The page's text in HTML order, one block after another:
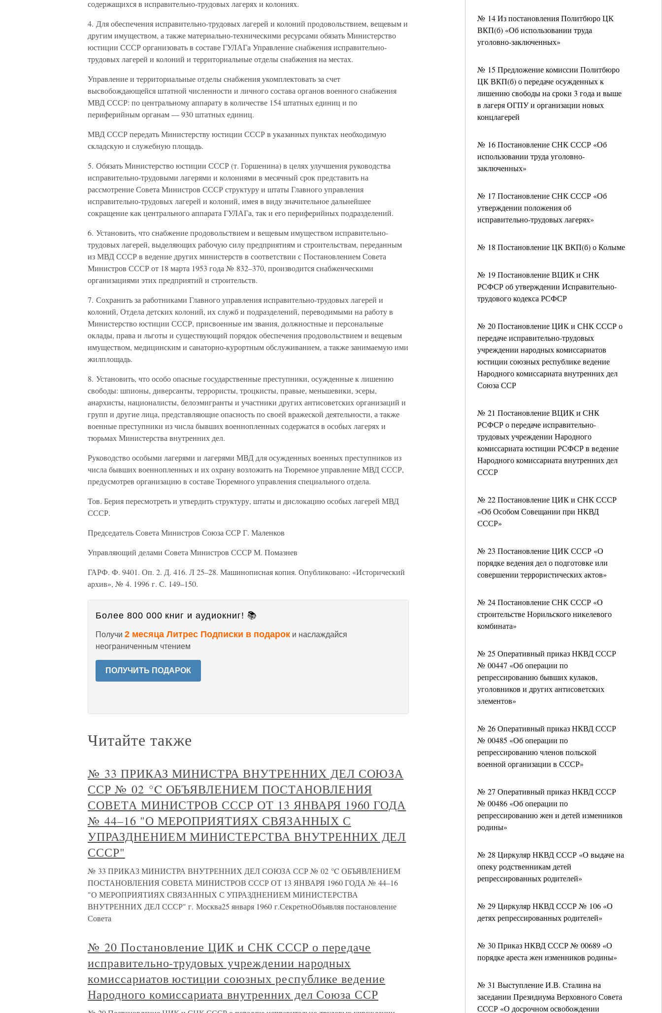
№ 14 Из постановления Политбюро ЦК
ВКП(б) «Об использовании труда
уголовно-заключенных»
№ 15 Предложение комиссии Политбюро
ЦК ВКП(б) о передаче осужденных к
лишению свободы на сроки 3 года и выше
в лагеря ОГПУ и организации новых
концлагерей
№ 16 Постановление СНК СССР «Об
использовании труда уголовно-
заключенных»
№ 17 Постановление СНК СССР «Об
утверждении положения об
исправительно-трудовых лагерях»
№ 18 Постановление ЦК ВКП(б) о Колыме
№ 19 Постановление ВЦИК и СНК
РСФСР об утверждении Исправительно-
трудового кодекса РСФСР
№ 20 Постановление ЦИК и СНК СССР о
передаче исправительно-трудовых
учреждении народных комиссариатов
юстиции союзных республике ведение
Народного комиссариата внутренних дел
Союза ССР
№ 21 Постановление ВЦИК и СНК
РСФСР о передаче исправительно-
трудовых учреждении Народного
комиссариата юстиции РСФСР в ведение
Народного комиссариата внутренних дел
СССР
№ 22 Постановление ЦИК и СНК СССР
«Об Особом Совещании при НКВД
СССР»
№ 23 Постановление ЦИК СССР «О
порядке ведения дел о подготовке или
совершении террористических актов»
№ 24 Постановление СНК СССР «О
строительстве Норильского никелевого
комбината»
№ 25 Оперативный приказ НКВД СССР
№ 00447 «Об операции по
репрессированию бывших кулаков,
уголовников и других антисоветских
элементов»
№ 26 Оперативный приказ НКВД СССР
№ 00485 «Об операции по
репрессированию членов польской
военной организации в СССР»
№ 27 Оперативный приказ НКВД СССР
№ 00486 «Об операции по
репрессированию жен и детей изменников
родины»
№ 28 Циркуляр НКВД СССР «О выдаче на
опеку родственникам детей
репрессированных родителей»
№ 29 Циркуляр НКВД СССР № 106 «О
детях репрессированных родителей»
№ 30 Приказ НКВД СССР № 00689 «О
порядке ареста жен изменников родины»
№ 31 Выступление И.В. Сталина на
заседании Президиума Верховного Совета
СССР «О досрочном освобождении
содержащихся в исправительно-трудовых лагерях и колониях.
4. Для обеспечения исправительно-трудовых лагерей и колоний продовольствием, вещевым и
другим имуществом, а также материально-техническими ресурсами обязать Министерство
юстиции СССР организовать в составе ГУЛАГа Управление снабжения исправительно-
трудовых лагерей и колоний и территориальные отделы снабжения на местах.
Управление и территориальные отделы снабжения укомплектовать за счет
высвобождающейся штатной численности и личного состава органов военного снабжения
МВД СССР: по центральному аппарату в количестве 154 штатных единиц и по
периферийным органам — 930 штатных единиц.
МВД СССР передать Министерству юстиции СССР в указанных пунктах необходимую
складскую и служебную площадь.
5. Обязать Министерство юстиции СССР (т. Горшенина) в целях улучшения руководства
исправительно-трудовыми лагерями и колониями в месячный срок представить на
рассмотрение Совета Министров СССР структуру и штаты Главного управления
исправительно-трудовых лагерей и колоний, имея в виду значительное дальнейшее
сокращение как центрального аппарата ГУЛАГа, так и его периферийных подразделений.
6. Установить, что снабжение продовольствием и вещевым имуществом исправительно-
трудовых лагерей, выделяющих рабочую силу предприятиям и строительствам, переданным
из МВД СССР в ведение других министерств в соответствии с Постановлением Совета
Министров СССР от 18 марта 1953 года № 832–370, производится снабженческими
организациями этих предприятий и строительств.
7. Сохранить за работниками Главного управления исправительно-трудовых лагерей и
колоний, Отдела детских колоний, их служб и подразделений, переводимыми на работу в
Министерство юстиции СССР, присвоенные им звания, должностные и персональные
оклады, права и льготы и существующий порядок обеспечения продовольствием и вещевым
имуществом, медицинским и санаторно-курортным обслуживанием, а также занимаемую ими
жилплощадь.
8. Установить, что особо опасные государственные преступники, осужденные к лишению
свободы: шпионы, диверсанты, террористы, троцкисты, правые, меньшевики, эсеры,
анархисты, националисты, белоэмигранты и участники других антисоветских организаций и
групп и другие лица, представляющие опасность по своей вражеской деятельности, а также
военные преступники из числа бывших военнопленных содержатся в особых лагерях и
тюрьмах Министерства внутренних дел.
Руководство особыми лагерями и лагерями МВД для осужденных военных преступников из
числа бывших военнопленных и их охрану возложить на Тюремное управление МВД СССР,
предусмотрев организацию в составе Тюремного управления специального отдела.
Тов. Берия пересмотреть и утвердить структуру, штаты и дислокацию особых лагерей МВД
СССР.
Председатель Совета Министров Союза ССР Г. Маленков
Управляющий делами Совета Министров СССР М. Помазнев
ГАРФ. Ф. 9401. Оп. 2. Д. 416. Л 25–28. Машинописная копия. Опубликовано: «Исторический
архив», № 4. 1996 г. С. 149–150.
Более 800 000 книг и аудиокниг! 📚
Получи 2 месяца Литрес Подписки в подарок и наслаждайся
неограниченным чтением
ПОЛУЧИТЬ ПОДАРОК
Читайте также
№ 33 ПРИКАЗ МИНИСТРА ВНУТРЕННИХ ДЕЛ СОЮЗА
ССР № 02 °C ОБЪЯВЛЕНИЕМ ПОСТАНОВЛЕНИЯ
СОВЕТА МИНИСТРОВ СССР ОТ 13 ЯНВАРЯ 1960 ГОДА
№ 44–16 "О МЕРОПРИЯТИЯХ СВЯЗАННЫХ С
УПРАЗДНЕНИЕМ МИНИСТЕРСТВА ВНУТРЕННИХ ДЕЛ
СССР"
№ 33 ПРИКАЗ МИНИСТРА ВНУТРЕННИХ ДЕЛ СОЮЗА ССР № 02 °C ОБЪЯВЛЕНИЕМ
ПОСТАНОВЛЕНИЯ СОВЕТА МИНИСТРОВ СССР ОТ 13 ЯНВАРЯ 1960 ГОДА № 44–16
"О МЕРОПРИЯТИЯХ СВЯЗАННЫХ С УПРАЗДНЕНИЕМ МИНИСТЕРСТВА
ВНУТРЕННИХ ДЕЛ СССР" г. Москва25 января 1960 г.СекретноОбъявляя постановление
Совета
№ 20 Постановление ЦИК и СНК СССР о передаче
исправительно-трудовых учреждении народных
комиссариатов юстиции союзных республике ведение
Народного комиссариата внутренних дел Союза ССР